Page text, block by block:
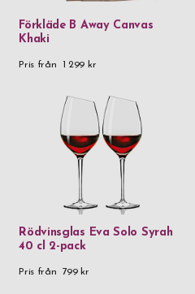
Förkläde B Away Canvas
Khaki
Pris från 1 299 kr
Rödvinsglas Eva Solo Syrah
40 cl 2-pack
Pris från 799 kr